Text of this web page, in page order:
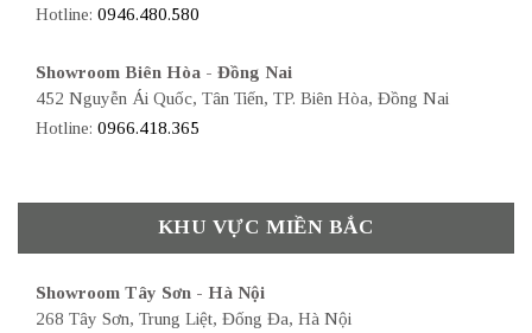
Hotline: 0946.480.580
Showroom Biên Hòa - Đồng Nai
452 Nguyễn Ái Quốc, Tân Tiến, TP. Biên Hòa, Đồng Nai
Hotline: 0966.418.365
KHU VỰC MIỀN BẮC
Showroom Tây Sơn - Hà Nội
268 Tây Sơn, Trung Liệt, Đống Đa, Hà Nội